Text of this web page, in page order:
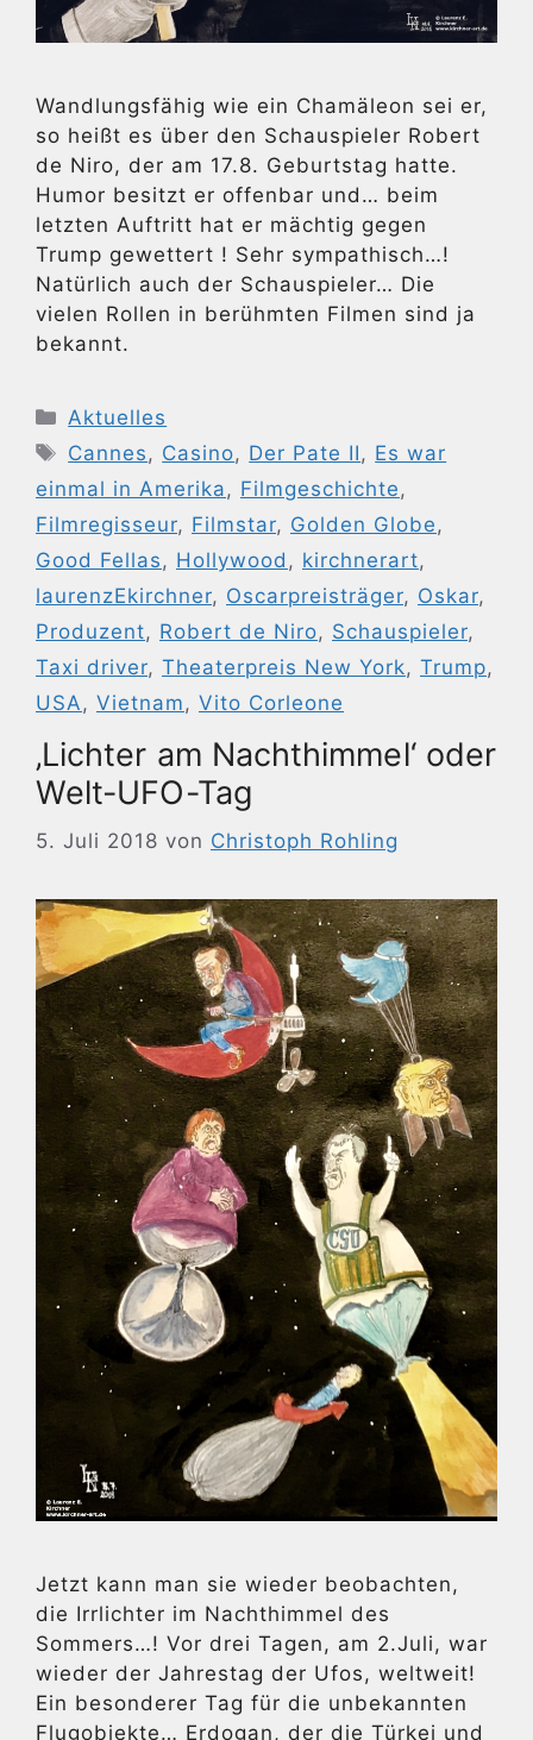
Wandlungsfähig wie ein Chamäleon sei er,
so heißt es über den Schauspieler Robert
de Niro, der am 17.8. Geburtstag hatte.
Humor besitzt er offenbar und… beim
letzten Auftritt hat er mächtig gegen
Trump gewettert ! Sehr sympathisch…!
Natürlich auch der Schauspieler… Die
vielen Rollen in berühmten Filmen sind ja
bekannt.
Kategorien
Aktuelles
Schlagwörter
Cannes, Casino, Der Pate II, Es war
einmal in Amerika, Filmgeschichte,
Filmregisseur, Filmstar, Golden Globe,
Good Fellas, Hollywood , kirchnerart,
laurenzEkirchner, Oscarpreisträger, Oskar,
Produzent, Robert de Niro, Schauspieler,
Taxi driver, Theaterpreis New York, Trump,
USA, Vietnam, Vito Corleone
‚Lichter am Nachthimmel‘ oder
Welt-UFO-Tag
5. Juli 2018 von Christoph Rohling
Jetzt kann man sie wieder beobachten,
die Irrlichter im Nachthimmel des
Sommers…! Vor drei Tagen, am 2.Juli, war
wieder der Jahrestag der Ufos, weltweit!
Ein besonderer Tag für die unbekannten
Flugobjekte… Erdogan, der die Türkei und